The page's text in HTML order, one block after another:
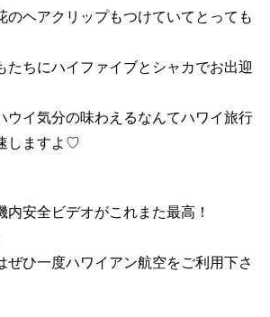
のヘアクリップもつけていてとっても
たちにハイファイブとシャカでお出迎
ウイ気分の味わえるなんてハワイ旅行
しますよ♡
内安全ビデオがこれまた最高！
ぜひ一度ハワイアン航空をご利用下さ